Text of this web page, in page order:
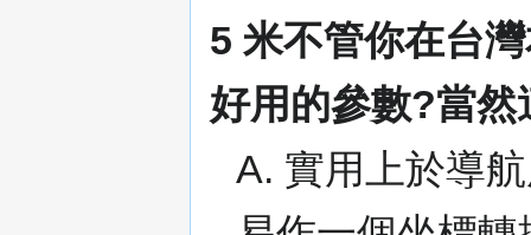
5 米不管你在台
好用的參數?當然
A. 實用上於導